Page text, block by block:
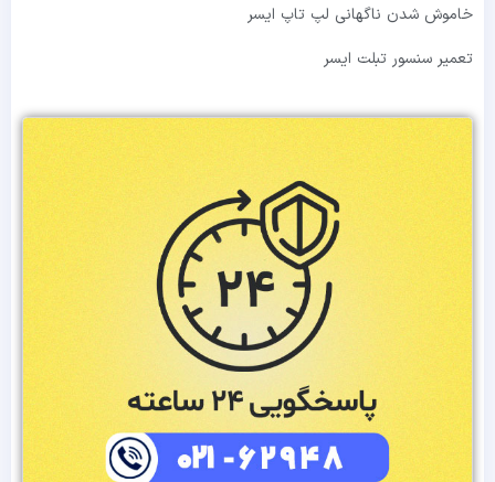
خاموش شدن ناگهانی لپ تاپ ایسر
تعمیر سنسور تبلت ایسر